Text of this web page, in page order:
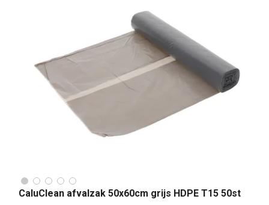
CaluClean afvalzak 50x60cm grijs HDPE T15 50st